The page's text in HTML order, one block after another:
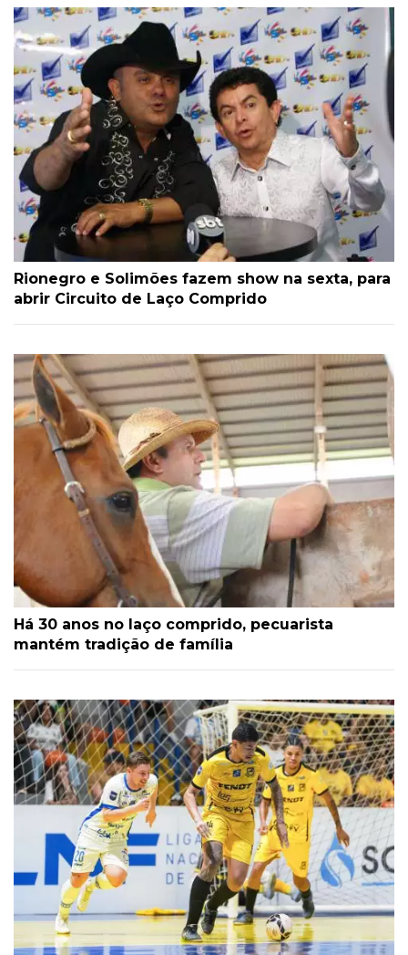
Rionegro e Solimões fazem show na sexta, para
abrir Circuito de Laço Comprido
Há 30 anos no laço comprido, pecuarista
mantém tradição de família